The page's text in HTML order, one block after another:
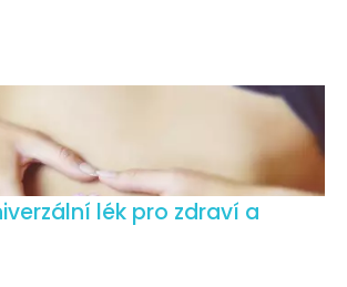
lék pro zdraví a